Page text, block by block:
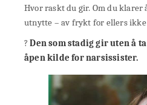
Hvor raskt du gir. Om du klarer
utnytte – av frykt for ellers
?Den som stadig gir uten å
åpen kilde for narsissister.